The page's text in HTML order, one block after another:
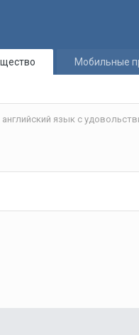
Мобильные
английский язык с